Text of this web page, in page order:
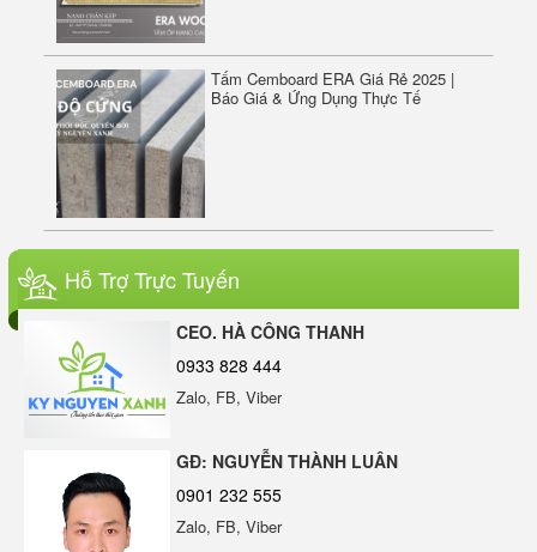
ERASIL SILICONE SEALANT A500 - KEO TRUNG
TÍNH
Tấm Cemboard ERA Giá Rẻ 2025 |
Báo Giá & Ứng Dụng Thực Tế
Gỗ nhựa phủ ASA ERAWOOD – Giải
pháp ốp lát ngoài trời bền đẹp, không
lo phai màu
Ngoài Trời Phủ ASA Cao Cấp | Sang
Trọng – Bền Bỉ – Chống Bay Màu
Hỗ Trợ Trực Tuyến
CEO. HÀ CÔNG THANH
0933 828 444
Zalo, FB, Viber
GĐ: NGUYỄN THÀNH LUÂN
0901 232 555
Zalo, FB, Viber